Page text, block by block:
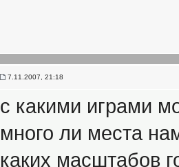
7.11.2007, 21:18
с какими играми
много ли места
каких масштабов